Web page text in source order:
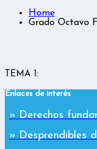
Home
Grado Octavo
TEMA 1:
Enlaces de interés
» Derechos
» Desprendibles